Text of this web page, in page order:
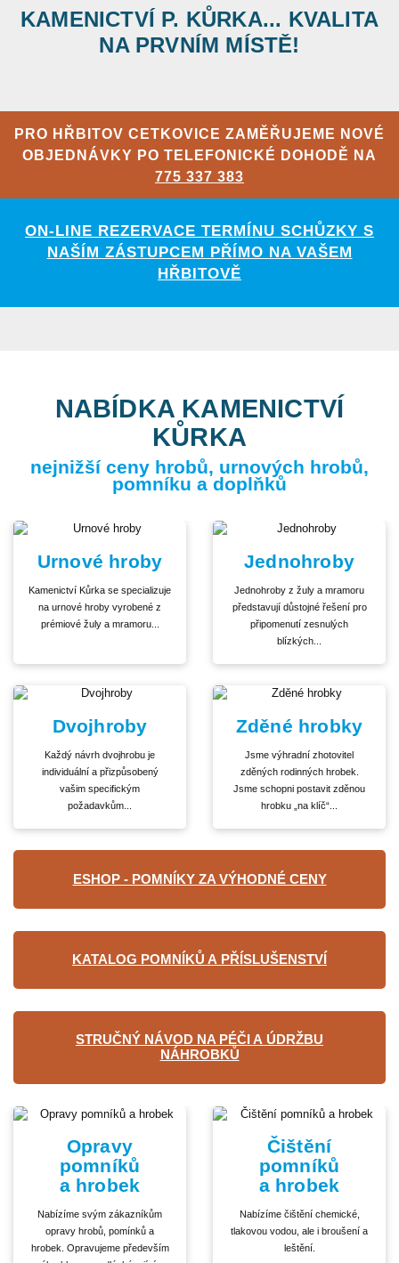
KAMENICTVÍ P. KŮRKA... KVALITA
NA PRVNÍM MÍSTĚ!
PRO HŘBITOV CETKOVICE ZAMĚŘUJEME NOVÉ
OBJEDNÁVKY PO TELEFONICKÉ DOHODĚ NA
775 337 383
ON-LINE REZERVACE TERMÍNU SCHŮZKY S
NAŠÍM ZÁSTUPCEM PŘÍMO NA VAŠEM
HŘBITOVĚ
NABÍDKA KAMENICTVÍ
KŮRKA
nejnižší ceny hrobů, urnových hrobů,
pomníku a doplňků
Urnové hroby
Kamenictví Kůrka se specializuje
na urnové hroby vyrobené z
prémiové žuly a mramoru...
Jednohroby
Jednohroby z žuly a mramoru
představují důstojné řešení pro
připomenutí zesnulých
blízkých...
Dvojhroby
Každý návrh dvojhrobu je
individuální a přizpůsobený
vašim specifickým
požadavkům...
Zděné hrobky
Jsme výhradní zhotovitel
zděných rodinných hrobek.
Jsme schopni postavit zděnou
hrobku „na klíč“...
ESHOP - POMNÍKY ZA VÝHODNÉ CENY
KATALOG POMNÍKŮ A PŘÍSLUŠENSTVÍ
STRUČNÝ NÁVOD NA PÉČI A ÚDRŽBU
NÁHROBKŮ
Opravy
pomníků
a hrobek
Nabízíme svým zákazníkům
opravy hrobů, pomínků a
hrobek. Opravujeme především
Čištění
pomníků
a hrobek
Nabízíme čištění chemické,
tlakovou vodou, ale i broušení a
leštění.